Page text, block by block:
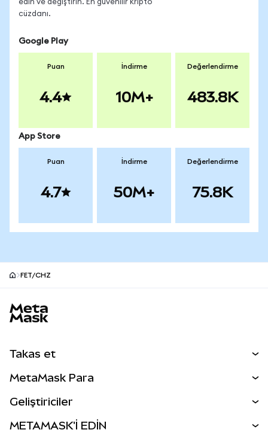
edin ve değiştirin. En güvenilir kripto
cüzdanı.
Google Play
Puan
4.4
İndirme
10M+
Değerlendirme
483.8K
App Store
Puan
4.7
İndirme
50M+
Değerlendirme
75.8K
FET/CHZ
Takas et
Perps
RWA'lar
MetaMask Para
Geliştiriciler
METAMASK'İ EDİN